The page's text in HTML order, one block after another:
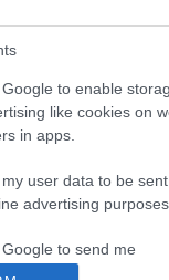
to enable
like cookies on
in apps.
user data to be
advertising
to send me
ki George Clooney?
mögött szexel
ha meleg lenne az